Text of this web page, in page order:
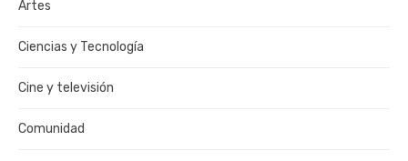
Artes
Ciencias y Tecnología
Cine y televisión
Comunidad